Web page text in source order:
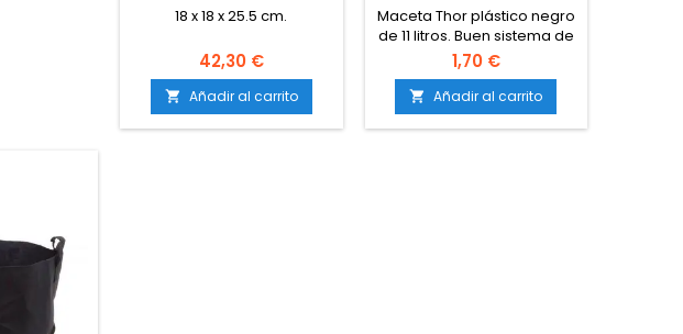
18 x 18 x 25.5 cm.
42,30 €
 Añadir al carrito
Maceta Thor plástico negro
de 11 litros. Buen sistema de
drenaje y aireación a nivel.
Dimensiones: - Superficie
del borde: 24x24cm.
1,70 €
 Añadir al carrito